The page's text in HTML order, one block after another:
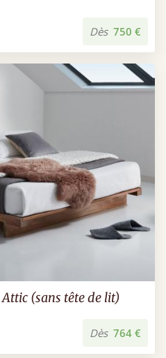
Dès 750 €
(sans tête de lit)
Dès 764 €